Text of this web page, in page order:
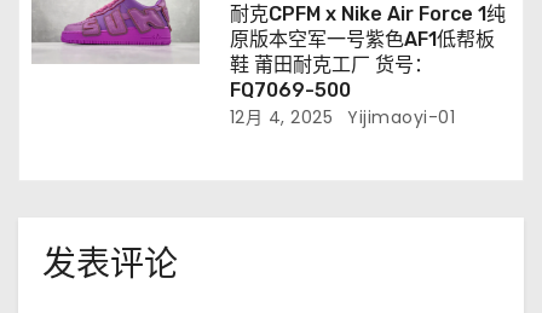
耐克CPFM x Nike Air Force 1纯
原版本空军一号紫色AF1低帮板
鞋 莆田耐克工厂 货号：
FQ7069-500
12月 4, 2025 Yijimaoyi-01
发表评论